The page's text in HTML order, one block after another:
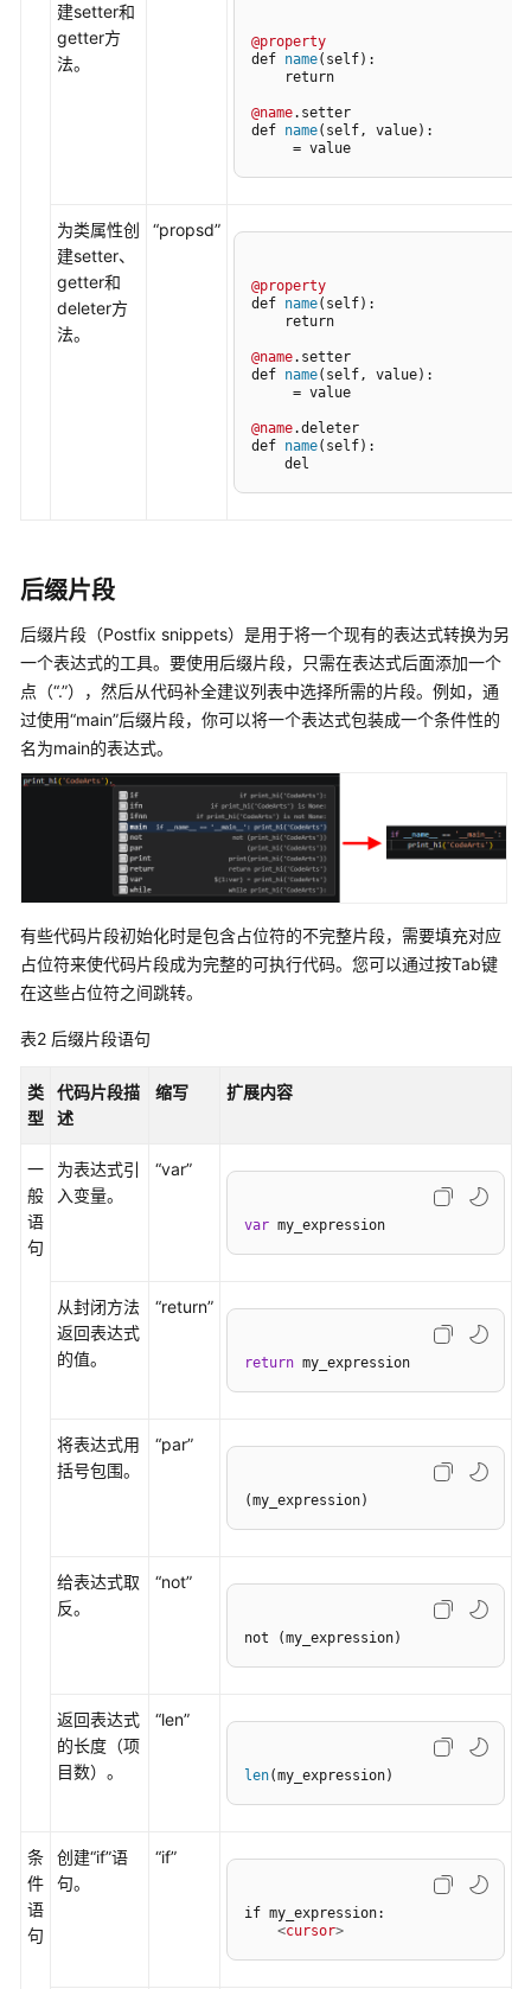
置
Python
用
Python
辑
用
Python
代
码
片
段
Python
校
验
代
码
使
Python
代
码
Python
工
框
架
点
工
程
Python
建setter和
getter方
法。
@property
def name(self):
    return
@name.setter
def name(self, value):
     = value
为类属性创
建setter、
getter和
deleter方
法。
“propsd”
@property
def name(self):
    return
@name.setter
def name(self, value):
     = value
@name.deleter
def name(self):
    del
后缀片段
后缀片段（Postfix snippets）是用于将一个现有的表达式转换为另
一个表达式的工具。要使用后缀片段，只需在表达式后面添加一个
点（“.”），然后从代码补全建议列表中选择所需的片段。例如，通
过使用“main”后缀片段，你可以将一个表达式包装成一个条件性的
名为main的表达式。
有些代码片段初始化时是包含占位符的不完整片段，需要填充对应
占位符来使代码片段成为完整的可执行代码。您可以通过按Tab键
在这些占位符之间跳转。
表2 后缀片段语句
类
型
代码片段描
述
缩写 扩展内容
一
般
语
句
为表达式引
入变量。
“var”
var my_expression
从封闭方法
返回表达式
的值。
“return”
return my_expression
将表达式用
括号包围。
“par”
(my_expression)
给表达式取
反。
“not”
not (my_expression)
返回表达式
的长度（项
目数）。
“len”
len(my_expression)
条
件
语
句
创建“if”语
句。
“if”
if my_expression:
<cursor>